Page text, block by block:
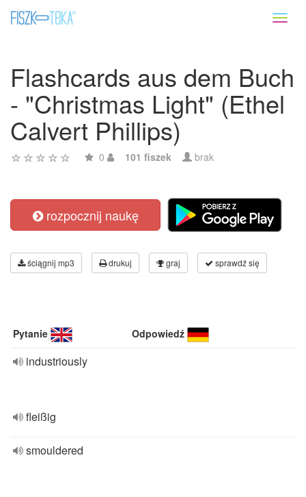
Flashcards aus dem Buch
- "Christmas Light" (Ethel
Calvert Phillips)
0 101 fiszek brak
rozpocznij naukę
ściągnij mp3 drukuj graj sprawdź się
Pytanie Odpowiedź
industriously
fleißig
smouldered